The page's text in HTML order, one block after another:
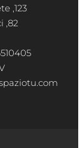
,123
,82